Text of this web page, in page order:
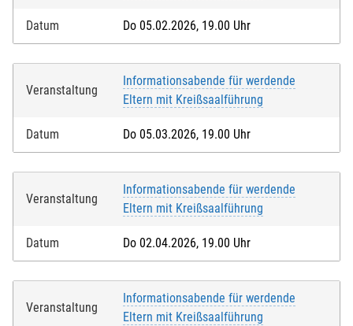
Datum Do 05.02.2026, 19.00 Uhr
Veranstaltung
Informationsabende für werdende
Eltern mit Kreißsaalführung
Datum Do 05.03.2026, 19.00 Uhr
Veranstaltung
Informationsabende für werdende
Eltern mit Kreißsaalführung
Datum Do 02.04.2026, 19.00 Uhr
Veranstaltung
Informationsabende für werdende
Eltern mit Kreißsaalführung